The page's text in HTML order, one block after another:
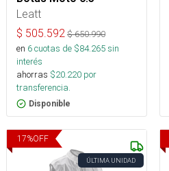
Leatt
$ 505.592 $650.990
en 6cuotas de $84.265sin
interés
ahorras $20.220 por
transferencia.
Disponible
17%OFF
ÚLTIMA UNIDAD